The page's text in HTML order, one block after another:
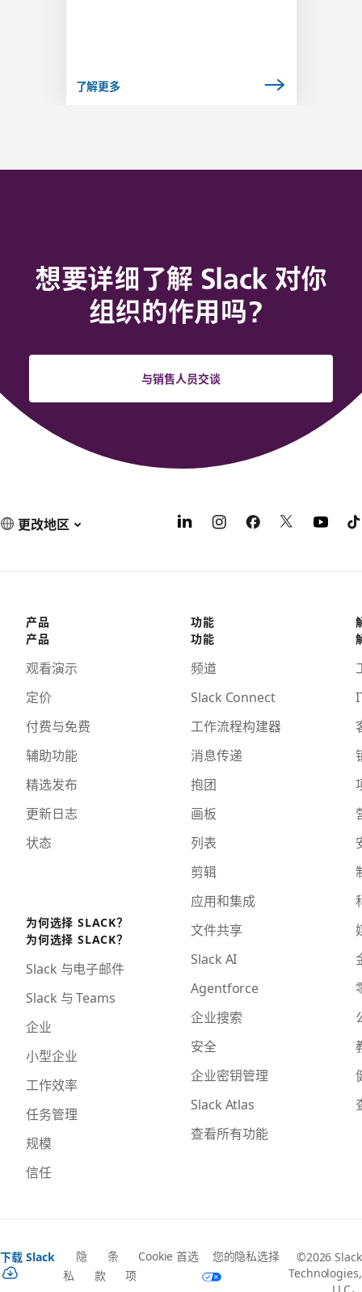
了解更多
想要详细了解 Slack 对你
组织的作用吗？
与销售人员交谈
更改地区
产品
产品
观看演示
定价
付费与免费
辅助功能
精选发布
更新日志
状态
为何选择 SLACK？
为何选择 SLACK？
Slack 与电子邮件
Slack 与 Teams
企业
小型企业
工作效率
任务管理
规模
信任
功能
功能
频道
Slack Connect
工作流程构建器
消息传递
抱团
画板
列表
剪辑
应用和集成
文件共享
Slack AI
Agentforce
企业搜索
安全
企业密钥管理
Slack Atlas
查看所有功能
下载 Slack
隐
私
条
款
Cookie 首选
项
您的隐私选择
©2026 Slack
Technologies,